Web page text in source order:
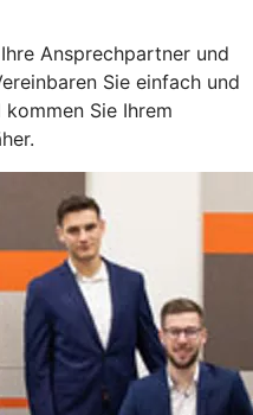
Ansprechpartner und
Sie einfach und
Sie Ihrem